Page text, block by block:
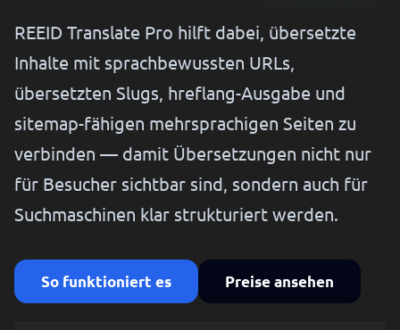
REEID Translate Pro hilft dabei, übersetzte
Inhalte mit sprachbewussten URLs,
übersetzten Slugs, hreflang-Ausgabe und
sitemap-fähigen mehrsprachigen Seiten zu
verbinden — damit Übersetzungen nicht nur
für Besucher sichtbar sind, sondern auch für
Suchmaschinen klar strukturiert werden.
So funktioniert es Preise ansehen